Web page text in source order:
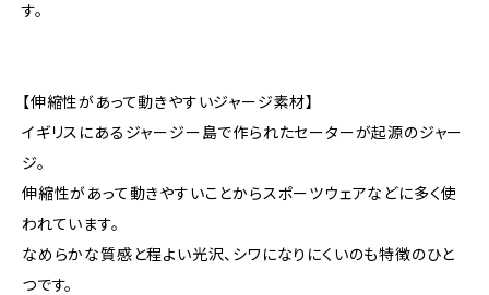
す。
【伸縮性があって動きやすいジャージ素材】
イギリスにあるジャージー島で作られたセーターが起源のジャー
ジ。
伸縮性があって動きやすいことからスポーツウェアなどに多く使
われています。
なめらかな質感と程よい光沢、シワになりにくいのも特徴のひと
つです。